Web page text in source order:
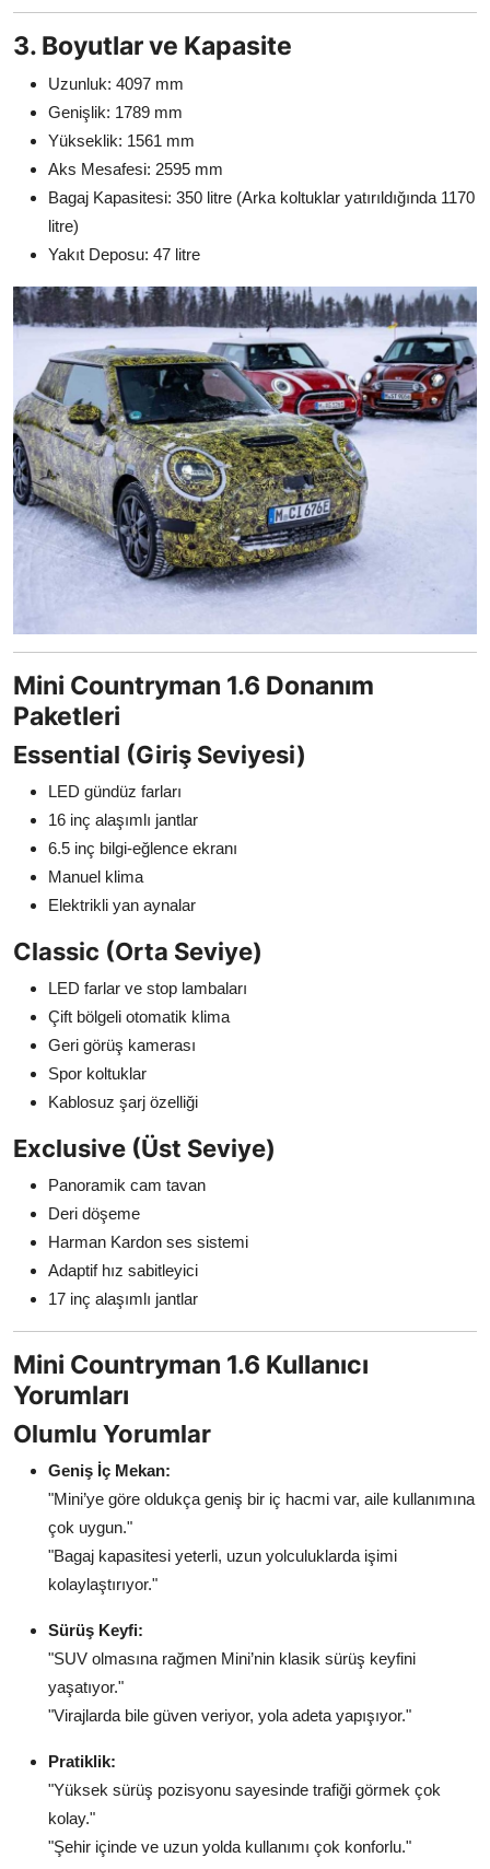
3. Boyutlar ve Kapasite
Uzunluk: 4097 mm
Genişlik: 1789 mm
Yükseklik: 1561 mm
Aks Mesafesi: 2595 mm
Bagaj Kapasitesi: 350 litre (Arka koltuklar yatırıldığında 1170
litre)
Yakıt Deposu: 47 litre
Mini Countryman 1.6 Donanım
Paketleri
Essential (Giriş Seviyesi)
LED gündüz farları
16 inç alaşımlı jantlar
6.5 inç bilgi-eğlence ekranı
Manuel klima
Elektrikli yan aynalar
Classic (Orta Seviye)
LED farlar ve stop lambaları
Çift bölgeli otomatik klima
Geri görüş kamerası
Spor koltuklar
Kablosuz şarj özelliği
Exclusive (Üst Seviye)
Panoramik cam tavan
Deri döşeme
Harman Kardon ses sistemi
Adaptif hız sabitleyici
17 inç alaşımlı jantlar
Mini Countryman 1.6 Kullanıcı
Yorumları
Olumlu Yorumlar
Geniş İç Mekan:
"Mini’ye göre oldukça geniş bir iç hacmi var, aile kullanımına
çok uygun."
"Bagaj kapasitesi yeterli, uzun yolculuklarda işimi
kolaylaştırıyor."
Sürüş Keyfi:
"SUV olmasına rağmen Mini’nin klasik sürüş keyfini
yaşatıyor."
"Virajlarda bile güven veriyor, yola adeta yapışıyor."
Pratiklik:
"Yüksek sürüş pozisyonu sayesinde trafiği görmek çok
kolay."
"Şehir içinde ve uzun yolda kullanımı çok konforlu."